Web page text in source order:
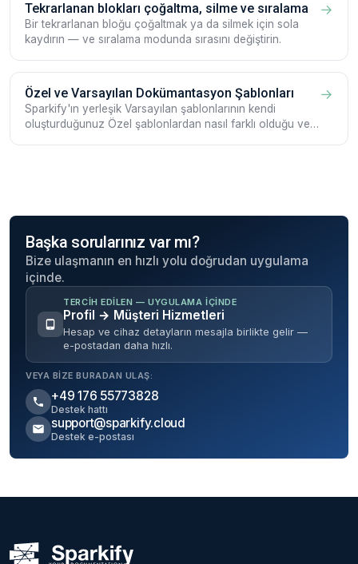
Tekrarlanan blokları çoğaltma, silme ve sıralama
Bir tekrarlanan bloğu çoğaltmak ya da silmek için sola
kaydırın — ve sıralama modunda sırasını değiştirin.
→
Özel ve Varsayılan Dokümantasyon Şablonları
Sparkify'ın yerleşik Varsayılan şablonlarının kendi
oluşturduğunuz Özel şablonlardan nasıl farklı olduğu ve
→
Başka sorularınız var mı?
Bize ulaşmanın en hızlı yolu doğrudan uygulama
içinde.
TERCIH EDILEN — UYGULAMA IÇINDE
Profil → Müşteri Hizmetleri
Hesap ve cihaz detayların mesajla birlikte gelir —
e-postadan daha hızlı.
VEYA BIZE BURADAN ULAŞ:
+49 176 55773828
Destek hattı
support@sparkify.cloud
Destek e-postası